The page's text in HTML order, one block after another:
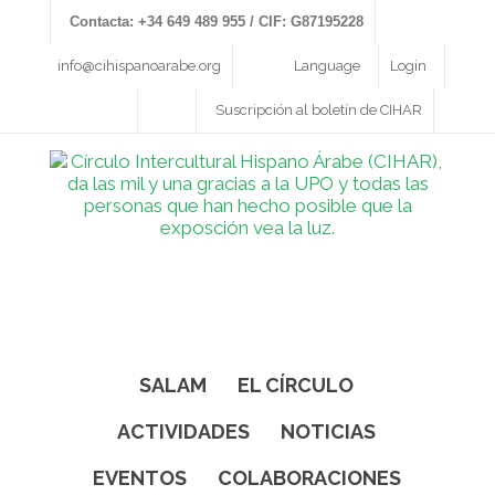
Contacta: +34 649 489 955 / CIF: G87195228
info@cihispanoarabe.org Login
Language
Suscripción al boletín de CIHAR
SALAM
EL CÍRCULO
ACTIVIDADES
NOTICIAS
EVENTOS
COLABORACIONES